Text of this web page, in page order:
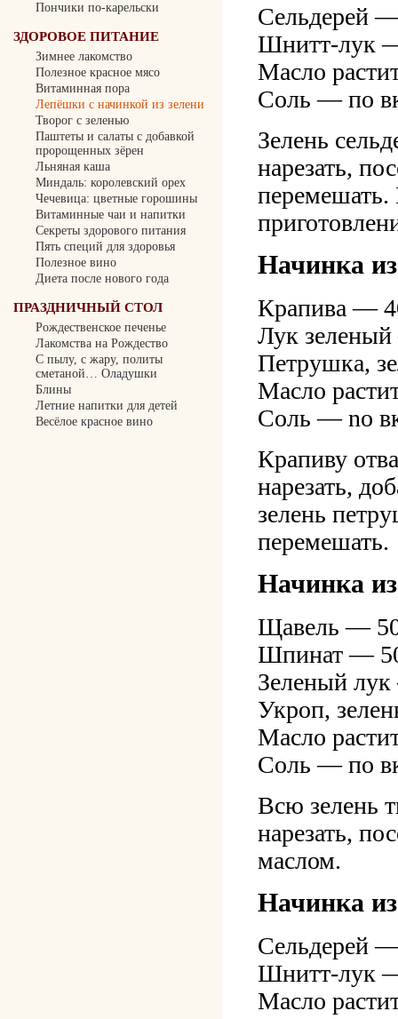
Пончики по-карельски
ЗДОРОВОЕ ПИТАНИЕ
Зимнее лакомство
Полезное красное мясо
Витаминная пора
Лепёшки с начинкой из зелени
Творог с зеленью
Паштеты и салаты с добавкой
пророщенных зёрен
Льняная каша
Миндаль: королевский орех
Чечевица: цветные горошины
Витаминные чаи и напитки
Секреты здорового питания
Пять специй для здоровья
Полезное вино
Диета после нового года
ПРАЗДНИЧНЫЙ СТОЛ
Рождественское печенье
Лакомства на Рождество
С пылу, с жару, политы
сметаной… Оладушки
Блины
Летние напитки для детей
Весёлое красное вино
Сельдерей
Шнитт-лук
Масло
Соль — по
Зелень
нарезать,
перемешать.
Начинка
Крапива —
Лук
Петрушка,
Масло
Соль — no
Крапиву
нарезать,
зелень
перемешать.
Начинка
Щавель —
Шпинат —
Зеленый
Укроп,
Масло
Соль — по
Всю зелень
нарезать,
маслом.
Начинка
Сельдерей
Шнитт-лук
Масло